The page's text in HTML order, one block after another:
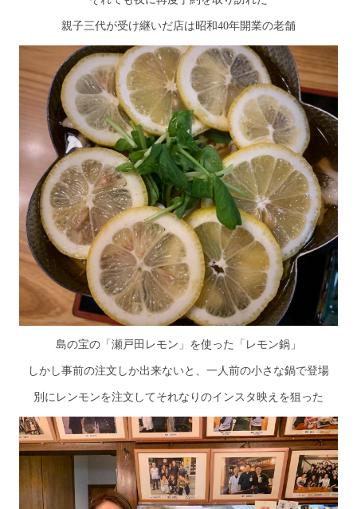
親子三代が受け継いだ店は昭和40年開業の老舗
島の宝の「瀬戸田レモン」を使った「レモン鍋」
しかし事前の注文しか出来ないと、一人前の小さな鍋で登場
別にレンモンを注文してそれなりのインスタ映えを狙った